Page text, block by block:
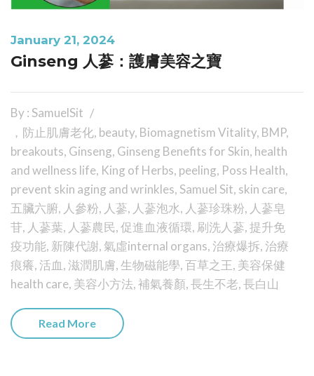
January 21, 2024
Ginseng 人蔘：護膚美容之寶
By : SamuelSit
，防止肌膚老化, beauty, Biomagnetism Vitality, BMP,
breakouts, Ginseng, Ginseng Benefits for Skin, health
and wellness life, King of Herbs, peeling, Poss Health,
prevent skin aging and wrinkles, Samuel Sit, skin care,
五臟六腑, 人參粉, 人蔘, 人蔘泡水, 人蔘珍珠粉, 人蔘皂
苷, 人蔘葉, 人蔘農民,促進血液循環, 刷洗人蔘,提升免
疫功能, 新陳代謝,氣虛internal organs, 治療爆拆, 治療
痕癢, 活血, 滋潤肌膚, 生物磁能學,百草之王, 美容保健
health care, 美容小方法,補氣養顏,長生不老,長白山
Read More